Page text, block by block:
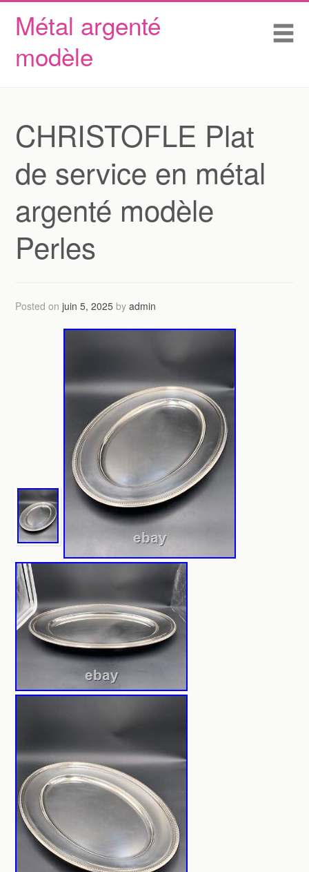
Métal argenté
modèle
Skip to content
Accueil
Conditions d’utilisation
CHRISTOFLE Plat
de service en métal
argenté modèle
Perles
Posted onjuin 5, 2025 byadmin